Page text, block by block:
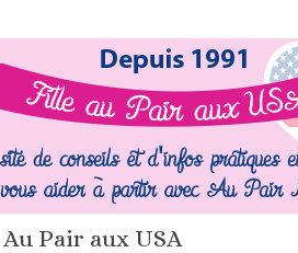
Pair aux USA